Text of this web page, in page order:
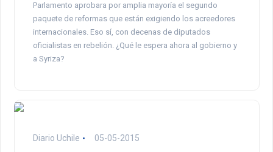
Parlamento aprobara por amplia mayoría el segundo
paquete de reformas que están exigiendo los acreedores
internacionales. Eso sí, con decenas de diputados
oficialistas en rebelión. ¿Qué le espera ahora al gobierno y
a Syriza?
Diario Uchile 05-05-2015